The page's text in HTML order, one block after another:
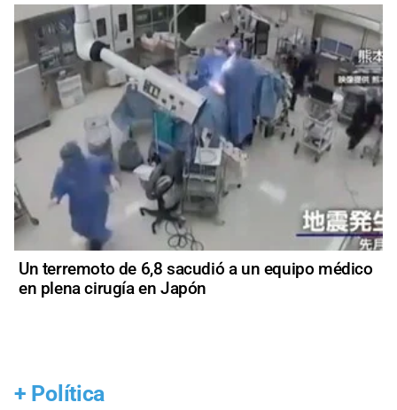
Un terremoto de 6,8 sacudió a un equipo médico
en plena cirugía en Japón
+ Política